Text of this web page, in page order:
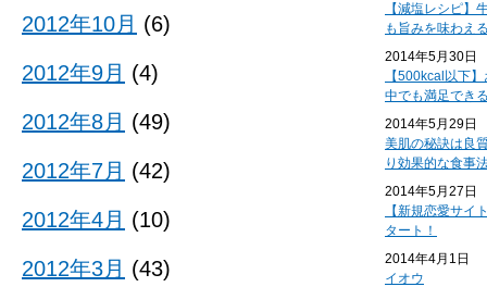
【減塩レシピ】
も旨みを味わえ
2014年5月30日
【500kcal以下
中でも満足でき
2014年5月29日
美肌の秘訣は良
り効果的な食事
2014年5月27日
【新規恋愛サイ
タート！
2014年4月1日
イオウ
2012年10月 (6)
2012年9月 (4)
2012年8月 (49)
2012年7月 (42)
2012年4月 (10)
2012年3月 (43)